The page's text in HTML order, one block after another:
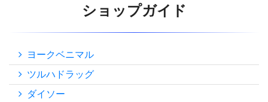
ショップガイド
ヨークベニマル
ツルハドラッグ
ダイソー